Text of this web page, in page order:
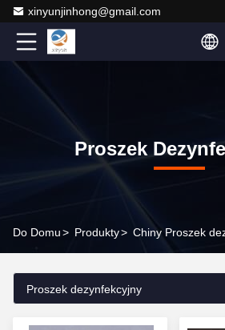
xinyunjinhong@gmail.com
Proszek
Do Domu> Produkty> Chiny Proszek
Proszek dezynfekcyjny